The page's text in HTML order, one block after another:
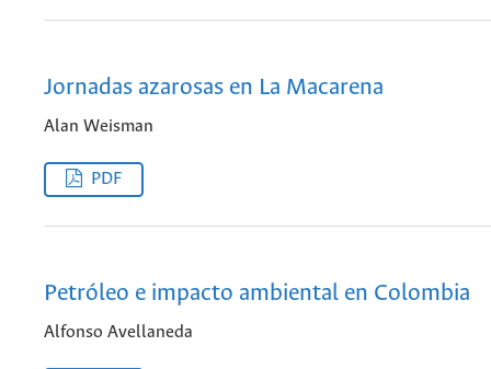
Jornadas azarosas en La Macarena
Alan Weisman
PDF
Petróleo e impacto ambiental en Colombia
Alfonso Avellaneda